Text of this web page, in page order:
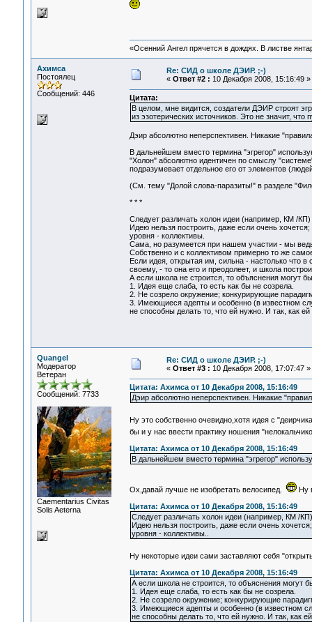
«Осенний Ангел прячется в дождях. В листве
Ахимса
Постоялец
Сообщений: 446
Re: СИД о школе ДЭИР. ;-)
« Ответ #2 : 10 Декабря 2008, 15:16:49 »
Цитата:
В целом, мне видится, создатели ДЭИР строят
из эзотерических источников. Это не значит,
Дэир абсолютно неперспективен. Никакие
В дальнейшем вместо термина "эгрегор"
"Холон" абсолютно идентичен по смыслу
подразумевает отдельное его от элементов
(См. тему "Долой слова-паразиты!" в разделе
* * *
Следует различать холон идеи (например, КМ /
Идею нельзя построить, даже если очень
уровня - коллективы.
Сама, но разумеется при нашем участии - мы
Собственно и с коллективом примерно то же
Если идея, открытая им, сильна - настолько что в
своему, - то она его и преодолеет, и школа
А если школа не строится, то объяснения могут
1. Идея еще слаба, то есть как бы не созрела.
2. Не созрело окружение; конкурирующие
3. Имеющиеся адепты и особенно (в известном
не способны делать то, что ей нужно. И так, как ей
Quangel
Модератор
Ветеран
Сообщений: 7733
Сaementarius Civitas
Solis Aeterna
Re: СИД о школе ДЭИР. ;-)
« Ответ #3 : 10 Декабря 2008, 17:07:47 »
Цитата: Ахимса от 10 Декабря 2008, 15:16:49
Дэир абсолютно неперспективен. Никакие
Ну это собственно очевидно,хотя идея с
бы и у нас ввести практику ношения
Цитата: Ахимса от 10 Декабря 2008, 15:16:49
В дальнейшем вместо термина "эгрегор"
Ох,давай лучше не изобретать велосипед.
Ну
Цитата: Ахимса от 10 Декабря 2008, 15:16:49
Следует различать холон идеи (например, КМ /
Идею нельзя построить, даже если очень
уровня - коллективы..
Ну некоторые идеи сами заставляют себя
Цитата: Ахимса от 10 Декабря 2008, 15:16:49
А если школа не строится, то объяснения могут
1. Идея еще слаба, то есть как бы не созрела.
2. Не созрело окружение; конкурирующие
3. Имеющиеся адепты и особенно (в известном
не способны делать то, что ей нужно. И так, как